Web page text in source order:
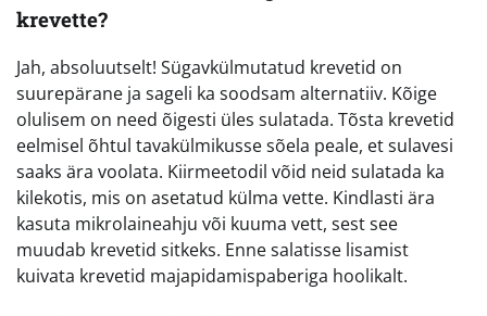
krevette?
Jah, absoluutselt! Sügavkülmutatud krevetid on
suurepärane ja sageli ka soodsam alternatiiv. Kõige
olulisem on need õigesti üles sulatada. Tõsta krevetid
eelmisel õhtul tavakülmikusse sõela peale, et sulavesi
saaks ära voolata. Kiirmeetodil võid neid sulatada ka
kilekotis, mis on asetatud külma vette. Kindlasti ära
kasuta mikrolaineahju või kuuma vett, sest see
muudab krevetid sitkeks. Enne salatisse lisamist
kuivata krevetid majapidamispaberiga hoolikalt.